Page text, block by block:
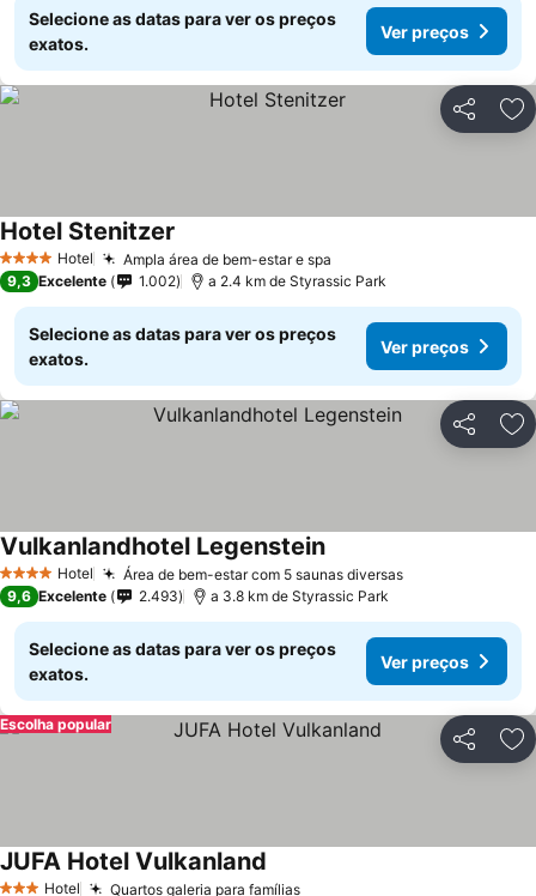
Selecione as datas para ver os preços
exatos.
Ver preços
Partilhar
4 EstrelasHotel Ampla área de bem-estar e spa
Hotel Stenitzer
9,3 Excelente 1.002 a 2.4 km de Styrassic Park
Selecione as datas para ver os preços
exatos.
Ver preços
Partilhar
4 EstrelasHotel Área de bem-estar com 5 saunas diversas
Vulkanlandhotel Legenstein
9,6 Excelente 2.493 a 3.8 km de Styrassic Park
Selecione as datas para ver os preços
exatos.
Ver preços
Partilhar
Escolha popular
Hotel Quartos galeria para famílias
JUFA Hotel Vulkanland